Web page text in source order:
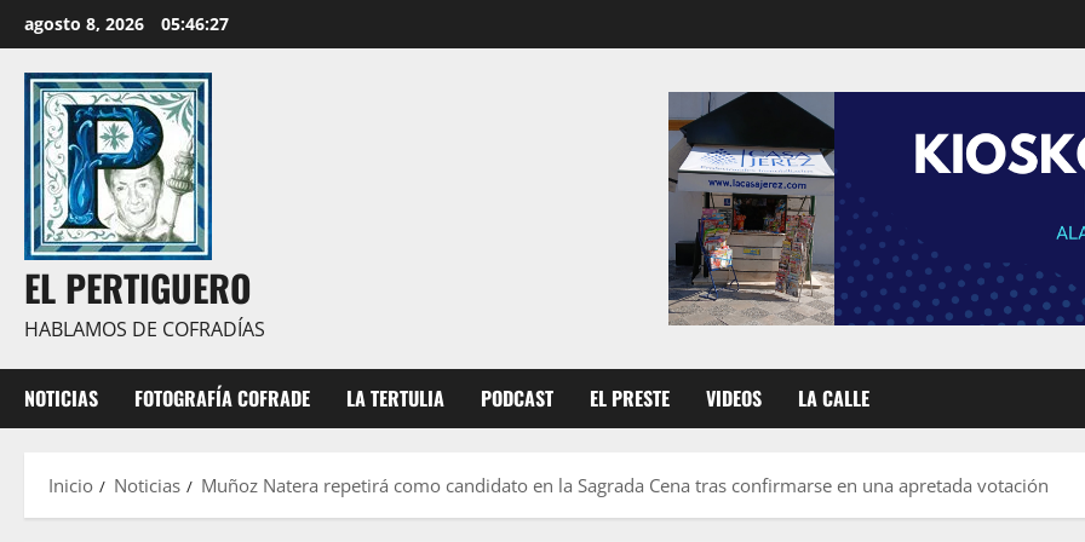
al
contenido
agosto 8, 2026 05:46:29
EL PERTIGUERO
HABLAMOS DE COFRADÍAS
NOTICIAS FOTOGRAFÍA COFRADE LA TERTULIA PODCAST EL PRESTE VIDEOS LA CALLE
Inicio Noticias Muñoz Natera repetirá como candidato en la Sagrada Cena tras confirmarse en una apretada votación